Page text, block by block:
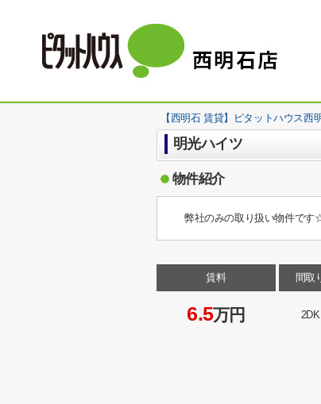
【西明石 賃貸】ピタットハウス西
明光ハイツ
物件紹介
弊社のみの取り扱い物件で
賃料
6.5万円
間取
2DK